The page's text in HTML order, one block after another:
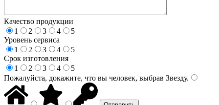
Качество продукции
1
2 3 4
5
Уровень сервиса
1
2 3 4
5
Срок изготовления
1
2 3 4
5
Пожалуйста, докажите, что вы человек, выбрав Звезду.